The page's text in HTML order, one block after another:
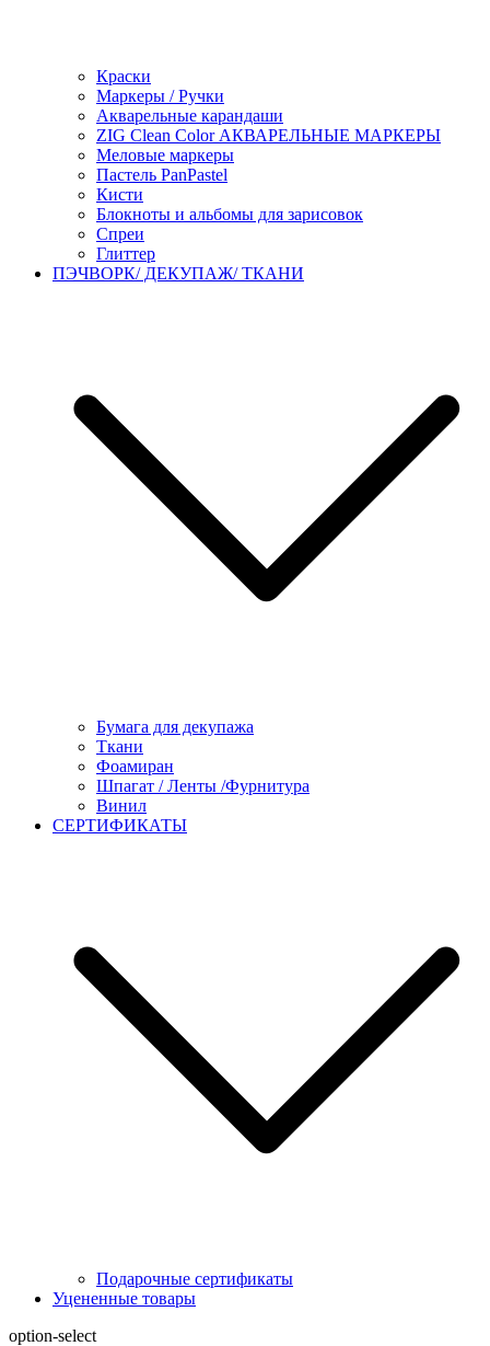
Краски
Маркеры / Ручки
Акварельные карандаши
ZIG Clean Color АКВАРЕЛЬНЫЕ МАРКЕРЫ
Меловые маркеры
Пастель PanPastel
Кисти
Блокноты и альбомы для зарисовок
Спреи
Глиттер
ПЭЧВОРК/ ДЕКУПАЖ/ ТКАНИ
Бумага для декупажа
Ткани
Фоамиран
Шпагат / Ленты /Фурнитура
Винил
СЕРТИФИКАТЫ
Подарочные сертификаты
Уцененные товары
option-select